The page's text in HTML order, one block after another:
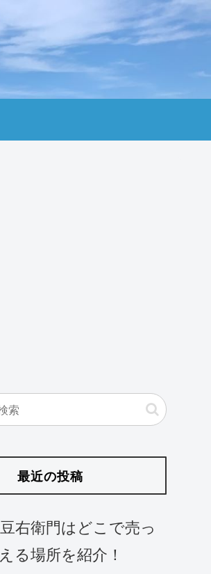
最近の投稿
右衛門はどこで売っ
る場所を紹介！